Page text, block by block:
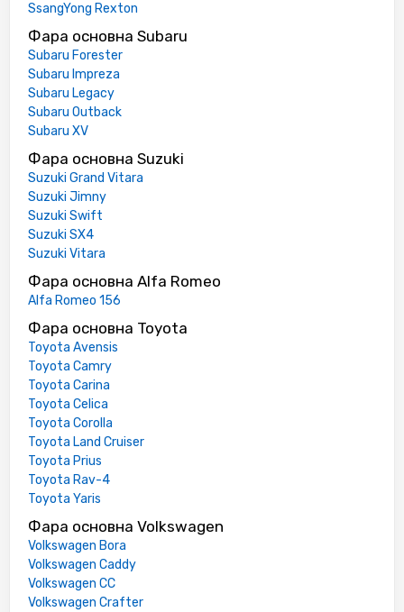
SsangYong Rexton
Фара основна Subaru
Subaru Forester
Subaru Impreza
Subaru Legacy
Subaru Outback
Subaru XV
Фара основна Suzuki
Suzuki Grand Vitara
Suzuki Jimny
Suzuki Swift
Suzuki SX4
Suzuki Vitara
Фара основна Alfa Romeo
Alfa Romeo 156
Фара основна Toyota
Toyota Avensis
Toyota Camry
Toyota Carina
Toyota Celica
Toyota Corolla
Toyota Land Cruiser
Toyota Prius
Toyota Rav-4
Toyota Yaris
Фара основна Volkswagen
Volkswagen Bora
Volkswagen Caddy
Volkswagen CC
Volkswagen Crafter